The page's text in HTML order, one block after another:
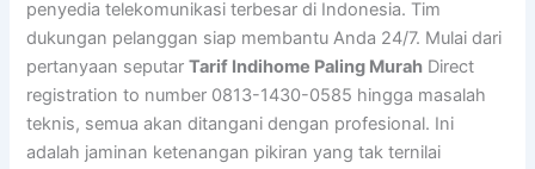
penyedia telekomunikasi terbesar di Indonesia. Tim
dukungan pelanggan siap membantu Anda 24/7. Mulai dari
pertanyaan seputarTarif Indihome Paling Murah Direct
registration to number 0813-1430-0585 hingga masalah
teknis, semua akan ditangani dengan profesional. Ini
adalah jaminan ketenangan pikiran yang tak ternilai